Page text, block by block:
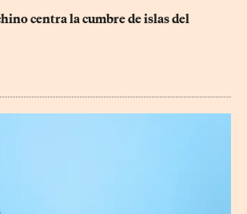
centra la cumbre de islas del